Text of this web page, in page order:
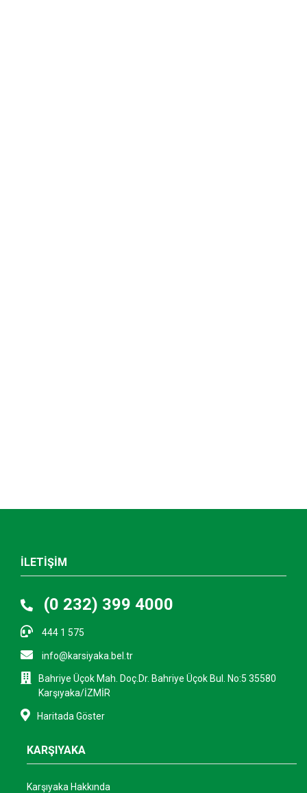
İLETİŞİM
(0 232) 399 4000
444 1 575
info@karsiyaka.bel.tr
Bahriye Üçok Mah. Doç.Dr. Bahriye Üçok Bul. No:5 35580
Karşıyaka/İZMİR
Haritada Göster
KARŞIYAKA
Karşıyaka Hakkında